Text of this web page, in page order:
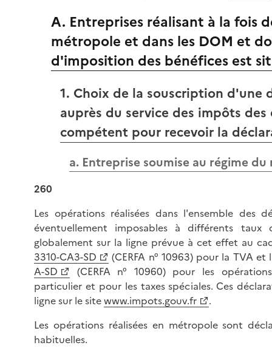
A. Entreprises réalisant à la fois
métropole et dans les DOM et
d'imposition des bénéfices est
1. Choix de la souscription d'une
auprès du service des impôts des
compétent pour recevoir la
a. Entreprise soumise au régime
260
Les opérations réalisées dans l'ensemble des
éventuellement imposables à différents taux
globalement sur la ligne prévue à cet effet au
3310-CA3-SD
(CERFA n° 10963) pour la TVA
A-SD
(CERFA n° 10960) pour les
particulier et pour les taxes spéciales. Ces
ligne sur le sitewww.impots.gouv.fr
.
Les opérations réalisées en métropole sont
habituelles.